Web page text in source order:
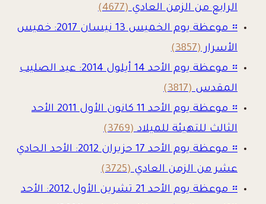
الرابع من الزمن العادي(4677)
።
موعظة يوم الخميس 13 نيسان 2017: خميس
الأسرار(3857)
።
موعظة يوم الأحد 14 أيلول 2014: عيد الصليب
المقدس(3817)
።
موعظة يوم الأحد 11 كانون الأول 2011 الأحد
الثالث للتهيئة للميلاد(3769)
።
موعظة يوم الأحد 17 حزيران 2012: الأحد الحادي
عشر من الزمن العادي(3725)
።
موعظة يوم الأحد 21 تشرين الأول 2012: الأحد